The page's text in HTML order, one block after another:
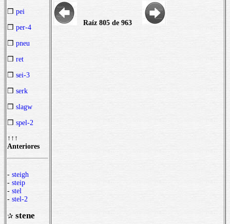
❒ pei
❒ per-4
❒ pneu
❒ ret
❒ sei-3
❒ serk
❒ slagw
❒ spel-2
↑↑↑
Anteriores
- steigh
- steip
- stel
- stel-2
✰ stene
Raíz 805 de 963